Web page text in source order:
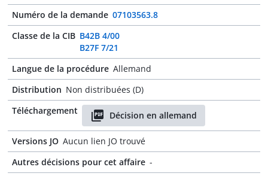
Numéro de la demande 07103563.8
Classe de la CIB B42B 4/00
B27F 7/21
Langue de la procédure Allemand
Distribution Non distribuées (D)
Téléchargement
Décision en allemand
Versions JO Aucun lien JO trouvé
Autres décisions pour cet affaire -